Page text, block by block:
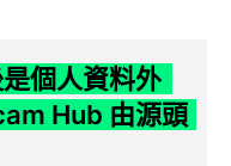
個人資料外
Hub 由源頭